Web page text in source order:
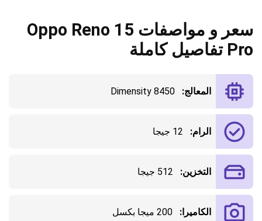
سعر و مواصفات Oppo Reno 15
Pro تفاصيل كاملة
المعالج: Dimensity 8450
الرام: 12 جيجا
التخزين: 512 جيجا
الكاميرا: 200 ميجا بكسل